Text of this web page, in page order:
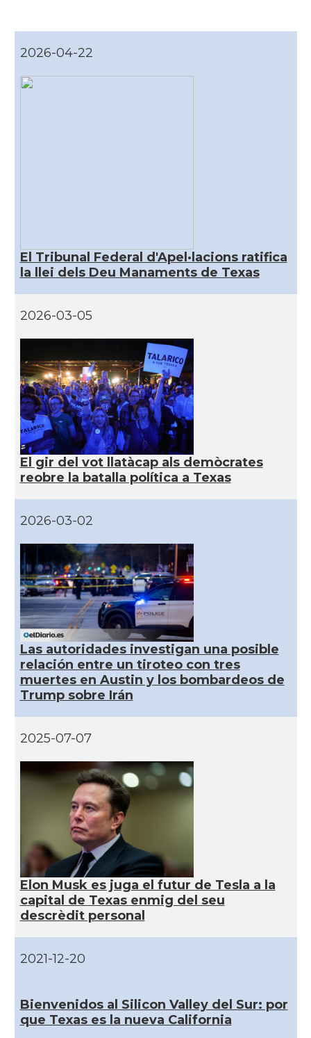
CAMON
CAMON Catalans a INDIANA
CAMON Catalans a Jacksonville
CAMON Catalans a Kentucky
CAMON Catalans a Las Vegas
Catalans a Los Angeles
CAMON
CAMON Catalans a MIAMI
CAMON Catalans a MINNESOTA
CAMON Catalans a NEBRASKA
CAMON Catalans a NEW MEXICO
CAMON
CAMON CATALANS A NEW YORK
CAMON
CAMON Catalans a ORLANDO
CAMON
Catalans a Philadelphia,
Pennsylvania, USA
CAMON Catalans a PROVIDENCE
2026-04-22
El Tribunal Federal d'Apel·lacions ratifica
la llei dels Deu Manaments de Texas
2026-03-05
El gir del vot llatàcap als demòcrates
reobre la batalla política a Texas
2026-03-02
Las autoridades investigan una posible
relación entre un tiroteo con tres
muertes en Austin y los bombardeos de
Trump sobre Irán
2025-07-07
Elon Musk es juga el futur de Tesla a la
capital de Texas enmig del seu
descrèdit personal
2021-12-20
Bienvenidos al Silicon Valley del Sur: por
que Texas es la nueva California